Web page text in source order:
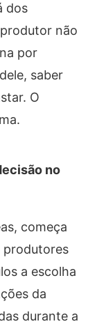
dos
não
por
saber
O
no
começa
produtores
a escolha
da
durante a